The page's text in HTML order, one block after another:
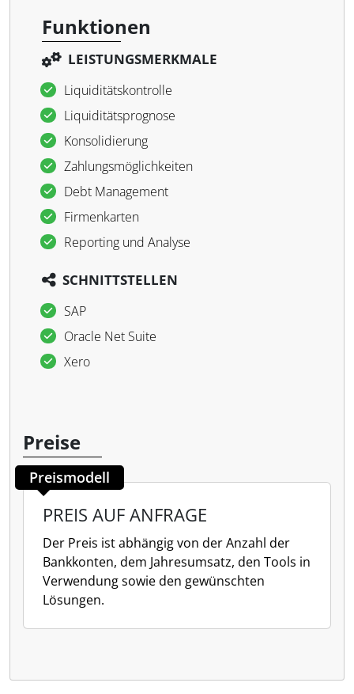
Funktionen
LEISTUNGSMERKMALE
Liquiditätskontrolle
Liquiditätsprognose
Konsolidierung
Zahlungsmöglichkeiten
Debt Management
Firmenkarten
Reporting und Analyse
SCHNITTSTELLEN
SAP
Oracle Net Suite
Xero
Preise
Preismodell
PREIS AUF ANFRAGE
Der Preis ist abhängig von der Anzahl der
Bankkonten, dem Jahresumsatz, den Tools in
Verwendung sowie den gewünschten
Lösungen.